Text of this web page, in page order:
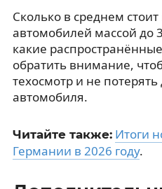
Сколько в среднем
автомобилей массой до
какие
обратить внимание,
техосмотр и не
автомобиля.
Читайте также: Итоги
Германии в 2026 году.